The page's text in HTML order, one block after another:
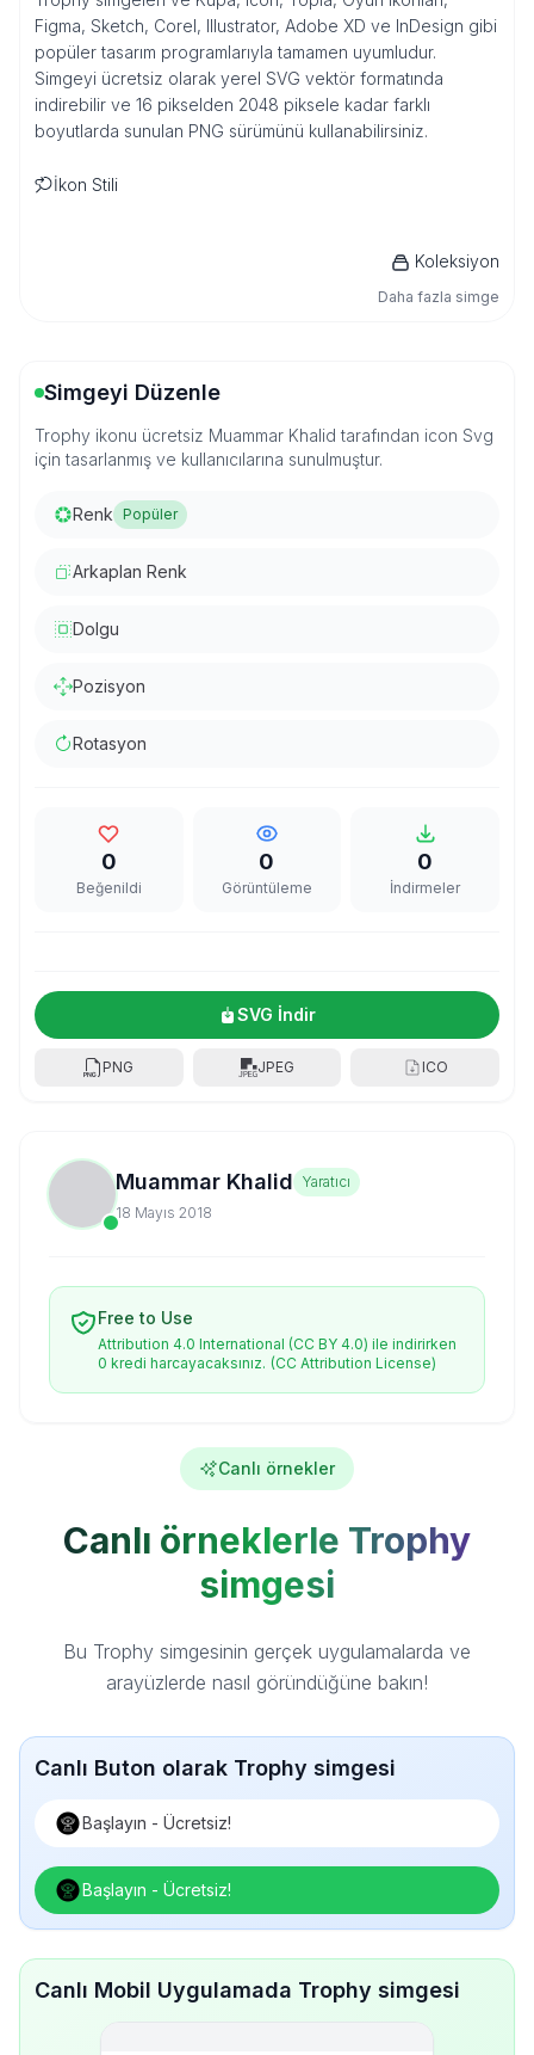
Figma, Sketch, Corel, Illustrator, Adobe XD ve InDesign gibi
popüler tasarım programlarıyla tamamen uyumludur.
Simgeyi ücretsiz olarak yerel SVG vektör formatında
indirebilir ve 16 pikselden 2048 piksele kadar farklı
boyutlarda sunulan PNG sürümünü kullanabilirsiniz.
İkon Stili
Koleksiyon
Daha fazla simge
Simgeyi Düzenle
Trophy ikonu ücretsiz Muammar Khalid tarafından icon Svg
için tasarlanmış ve kullanıcılarına sunulmuştur.
Renk Popüler
Arkaplan Renk
Dolgu
Pozisyon
Rotasyon
0
Beğenildi
0
Görüntüleme
0
İndirmeler
SVG İndir
PNG JPEG ICO
Muammar Khalid Yaratıcı
18 Mayıs 2018
Free to Use
Attribution 4.0 International (CC BY 4.0) ile indirirken
0 kredi harcayacaksınız. (CC Attribution License)
Canlı örnekler
Canlı örneklerle Trophy
simgesi
Bu Trophy simgesinin gerçek uygulamalarda ve
arayüzlerde nasıl göründüğüne bakın!
Canlı Buton olarak Trophy simgesi
Başlayın - Ücretsiz!
Başlayın - Ücretsiz!
Canlı Mobil Uygulamada Trophy simgesi